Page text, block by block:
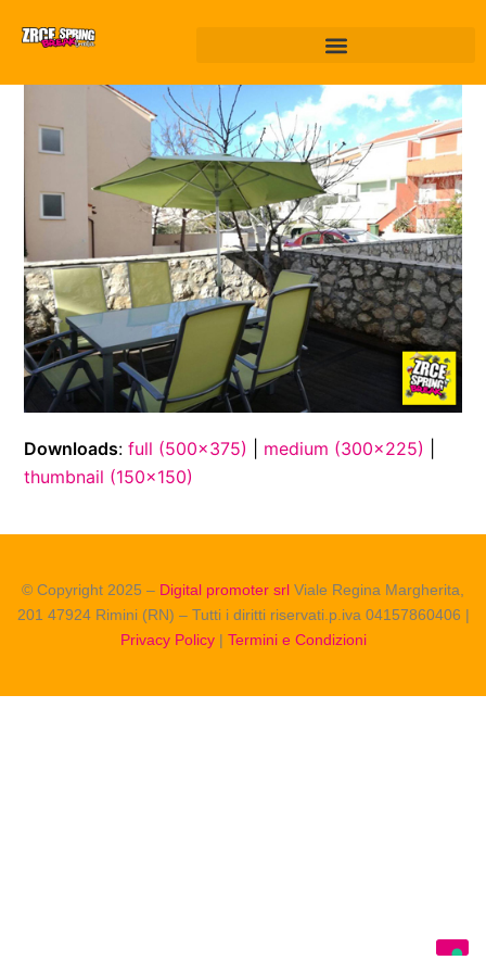
Downloads:full (500x375) medium (300x225)
thumbnail (150x150)
© Copyright 2025 – Digital promoter srl Viale Regina Margherita,
201 47924 Rimini (RN) – Tutti i diritti riservati.p.iva 04157860406 |
Privacy Policy| Termini e Condizioni